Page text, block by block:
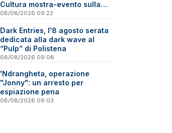
Cultura mostra-evento sulla
Virtual Photography
08/08/2026 09:22
Dark Entries, l'8 agosto serata
dedicata alla dark wave al
“Pulp” di Polistena
08/08/2026 09:08
'Ndrangheta, operazione
"Jonny": un arresto per
espiazione pena
08/08/2026 09:03